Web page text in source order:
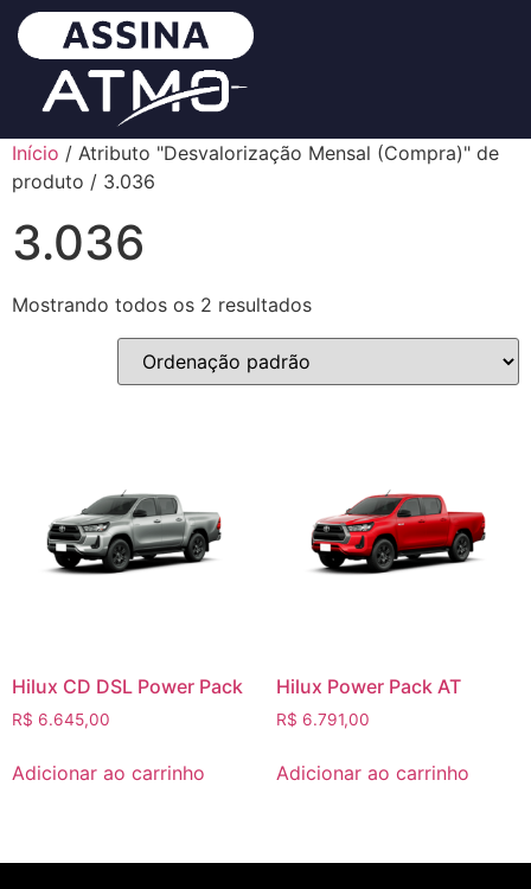
Início / Atributo "Desvalorização Mensal (Compra)" de
produto / 3.036
3.036
Mostrando todos os 2 resultados
Hilux CD DSL Power Pack
R$ 6.645,00
Adicionar ao carrinho
Hilux Power Pack AT
R$ 6.791,00
Adicionar ao carrinho